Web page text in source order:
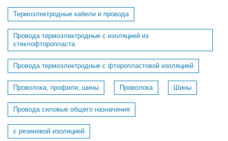
Термоэлектродные кабели и провода
Провода термоэлектродные с изоляцией из
стеклофторопласта
Провода термоэлектродные с фторопластовой изоляцией
Проволока, профили, шины Проволока Шины
Провода силовые общего назначения
с резиновой изоляцией